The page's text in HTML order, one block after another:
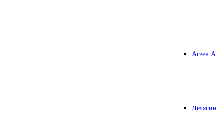
Агеев